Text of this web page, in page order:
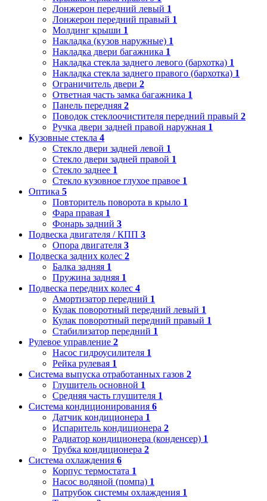
Лонжерон передний левый 1
Лонжерон передний правый 1
Молдинг крыши 1
Накладка (кузов наружные) 1
Накладка двери багажника 1
Накладка стекла заднего левого (бархотка) 1
Накладка стекла заднего правого (бархотка) 1
Ограничитель двери 2
Ответная часть замка багажника 1
Панель передняя 2
Поводок стеклоочистителя передний правый 2
Ручка двери задней правой наружная 1
Кузовные стекла 4
Стекло двери задней левой 1
Стекло двери задней правой 1
Стекло заднее 1
Стекло кузовное глухое правое 1
Оптика 5
Повторитель поворота в крыло 1
Фара правая 1
Фонарь задний 3
Подвеска двигателя / КПП 3
Опора двигателя 3
Подвеска задних колес 2
Балка задняя 1
Пружина задняя 1
Подвеска передних колес 4
Амортизатор передний 1
Кулак поворотный передний левый 1
Кулак поворотный передний правый 1
Стабилизатор передний 1
Рулевое управление 2
Насос гидроусилителя 1
Рейка рулевая 1
Система выпуска отработанных газов 2
Глушитель основной 1
Средняя часть глушителя 1
Система кондиционирования 6
Датчик кондиционера 1
Испаритель кондиционера 2
Радиатор кондиционера (конденсер) 1
Трубка кондиционера 2
Система охлаждения 6
Корпус термостата 1
Насос водяной (помпа) 1
Патрубок системы охлаждения 1